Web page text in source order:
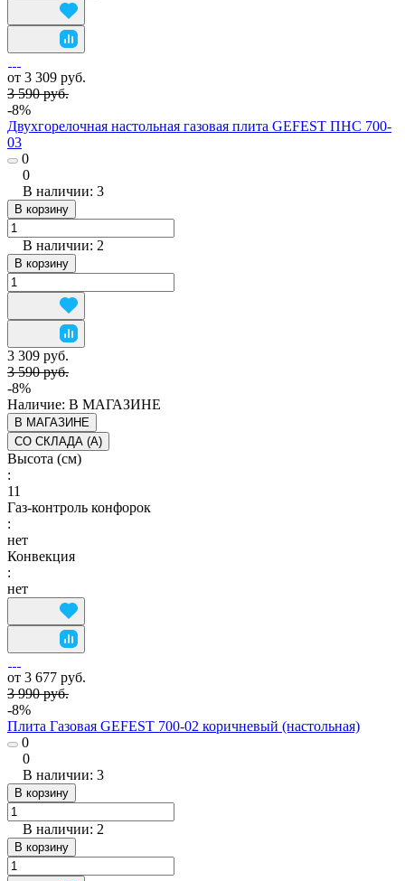
от 3 309 руб.
3 590 руб.
-8%
Двухгорелочная настольная газовая плита GEFEST ПНС 700-
03
0
0
В наличии: 3
В корзину
В наличии: 2
В корзину
3 309 руб.
3 590 руб.
-8%
Наличие: В МАГАЗИНЕ
В МАГАЗИНЕ
СО СКЛАДА (A)
Высота (см)
:
11
Газ-контроль конфорок
:
нет
Конвекция
:
нет
от 3 677 руб.
3 990 руб.
-8%
Плита Газовая GEFEST 700-02 коричневый (настольная)
0
0
В наличии: 3
В корзину
В наличии: 2
В корзину